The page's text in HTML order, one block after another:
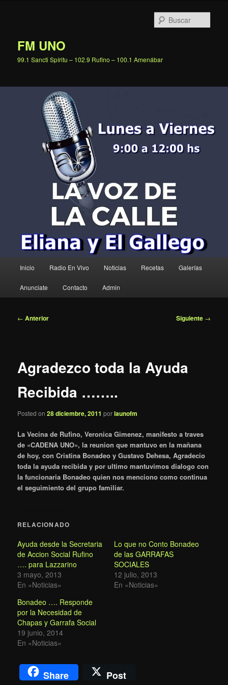
FM UNO
99.1 Sancti Spíritu – 102.9 Rufino – 100.1 Amenábar
principal
Inicio Radio En Vivo Noticias Recetas Galerías
Anunciate Contacto Admin
Navegación
← Anterior Siguiente →
Agradezco toda la Ayuda
Recibida ……..
Posted on28 diciembre, 2011 porlaunofm
La Vecina de Rufino, Veronica Gimenez, manifesto a traves
de «CADENA UNO», la reunion que mantuvo en la mañana
de hoy, con Cristina Bonadeo y Gustavo Dehesa, Agradecio
toda la ayuda recibida y por ultimo mantuvimos dialogo con
la funcionaria Bonadeo quien nos menciono como continua
el seguimiento del grupo familiar.
RELACIONADO
Ayuda desde la Secretaria
de Accion Social Rufino
…. para Lazzarino
3 mayo, 2013
En «Noticias»
Lo que no Conto Bonadeo
de las GARRAFAS
SOCIALES
12 julio, 2013
En «Noticias»
Bonadeo …. Responde
por la Necesidad de
Chapas y Garrafa Social
19 junio, 2014
En «Noticias»
Share Post